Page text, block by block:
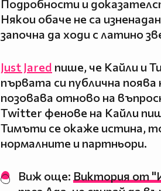
Подробности и
Някои обаче не са
започна да ходи с латино
Just Jared пише, че Кайли и
първата си публична
позовава отново на
Twitter фенове на Кайли
Тимъти се окаже истина,
нормалните и партньори.
Виж още: Виктория от